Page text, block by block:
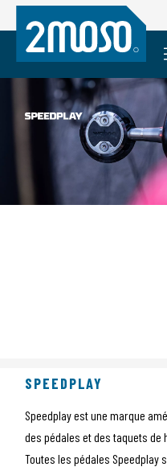
SPEEDPLAY
Speedplay est une marque
des pédales et des taquets de
Toutes les pédales Speedplay